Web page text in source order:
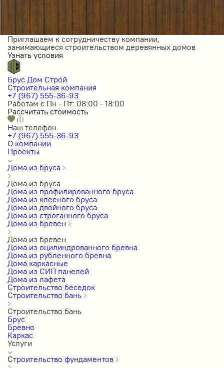
Приглашаем к сотрудничеству компании,
занимающиеся строительством деревянных домов
Узнать условия
Брус Дом Строй
Строительная компания
+7 (967) 555-36-93
Работам с Пн - Пт: 08:00 - 18:00
Рассчитать стоимость
Наш телефон
+7 (967) 555-36-93
О компании
Проекты
Дома из бруса
Дома из бруса
Дома из профилированного бруса
Дома из клееного бруса
Дома из двойного бруса
Дома из строганного бруса
Дома из бревен
Дома из бревен
Дома из оцилиндрованного бревна
Дома из рубленного бревна
Дома каркасные
Дома из СИП панелей
Дома из лафета
Строительство беседок
Строительство бань
Строительство бань
Брус
Бревно
Каркас
Услуги
Строительство фундаментов